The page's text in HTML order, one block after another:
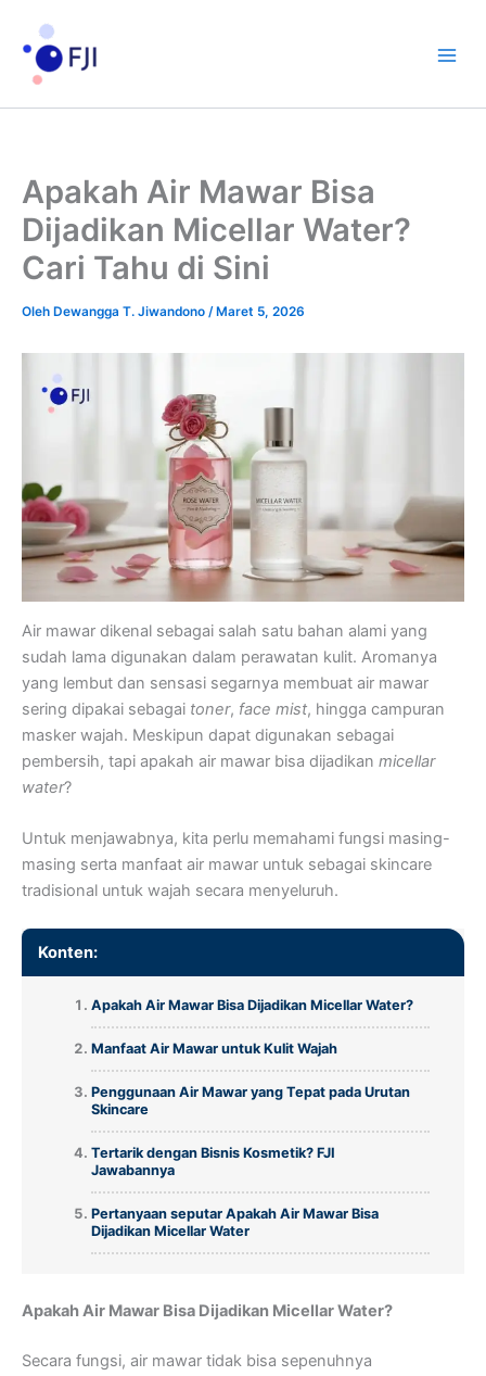
konten
Apakah Air Mawar Bisa
Dijadikan Micellar Water?
Cari Tahu di Sini
Oleh Dewangga T. Jiwandono /Maret 5, 2026
Air mawar dikenal sebagai salah satu bahan alami yang
sudah lama digunakan dalam perawatan kulit. Aromanya
yang lembut dan sensasi segarnya membuat air mawar
sering dipakai sebagai toner, face mist, hingga campuran
masker wajah. Meskipun dapat digunakan sebagai
pembersih, tapi apakah air mawar bisa dijadikan micellar
water?
Untuk menjawabnya, kita perlu memahami fungsi masing-
masing serta manfaat air mawar untuk sebagai skincare
tradisional untuk wajah secara menyeluruh.
Konten:
Apakah Air Mawar Bisa Dijadikan Micellar Water?
Manfaat Air Mawar untuk Kulit Wajah
Penggunaan Air Mawar yang Tepat pada Urutan
Skincare
Tertarik dengan Bisnis Kosmetik? FJI
Jawabannya
Pertanyaan seputar Apakah Air Mawar Bisa
Dijadikan Micellar Water
Apakah Air Mawar Bisa Dijadikan Micellar Water?
Secara fungsi, air mawar tidak bisa sepenuhnya